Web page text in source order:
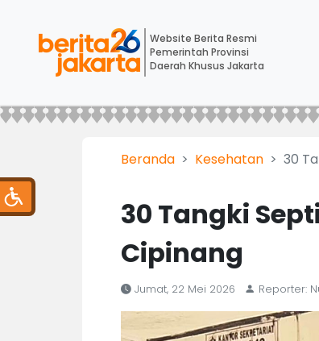
Website Berita Resmi
Pemerintah Provinsi
Daerah Khusus Jakarta
Beranda Kesehatan 30
30 Tangki
Cipinang
Jumat, 22 Mei 2026 Reporter: